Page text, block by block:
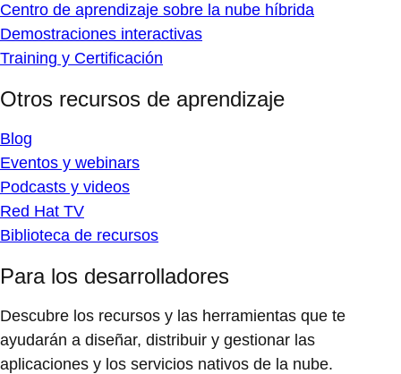
Centro de aprendizaje sobre la nube híbrida
Demostraciones interactivas
Training y Certificación
Otros recursos de aprendizaje
Blog
Eventos y webinars
Podcasts y videos
Red Hat TV
Biblioteca de recursos
Para los desarrolladores
Descubre los recursos y las herramientas que te
ayudarán a diseñar, distribuir y gestionar las
aplicaciones y los servicios nativos de la nube.